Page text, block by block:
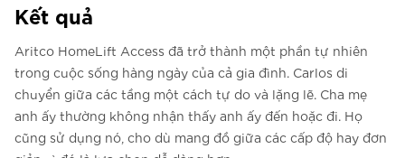
Kết quả
Aritco HomeLift Access đã trở thành một phần tự nhiên
trong cuộc sống hàng ngày của cả gia đình. Carlos di
chuyển giữa các tầng một cách tự do và lặng lẽ. Cha mẹ
anh ấy thường không nhận thấy anh ấy đến hoặc đi. Họ
cũng sử dụng nó, cho dù mang đồ giữa các cấp độ hay đơn